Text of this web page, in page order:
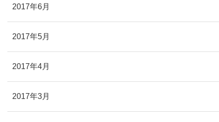
2017年6月
2017年5月
2017年4月
2017年3月